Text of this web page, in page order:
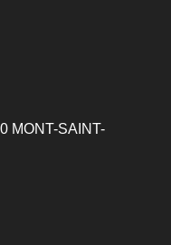
MONT-SAINT-